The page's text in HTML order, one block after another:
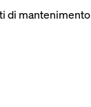
di mantenimento